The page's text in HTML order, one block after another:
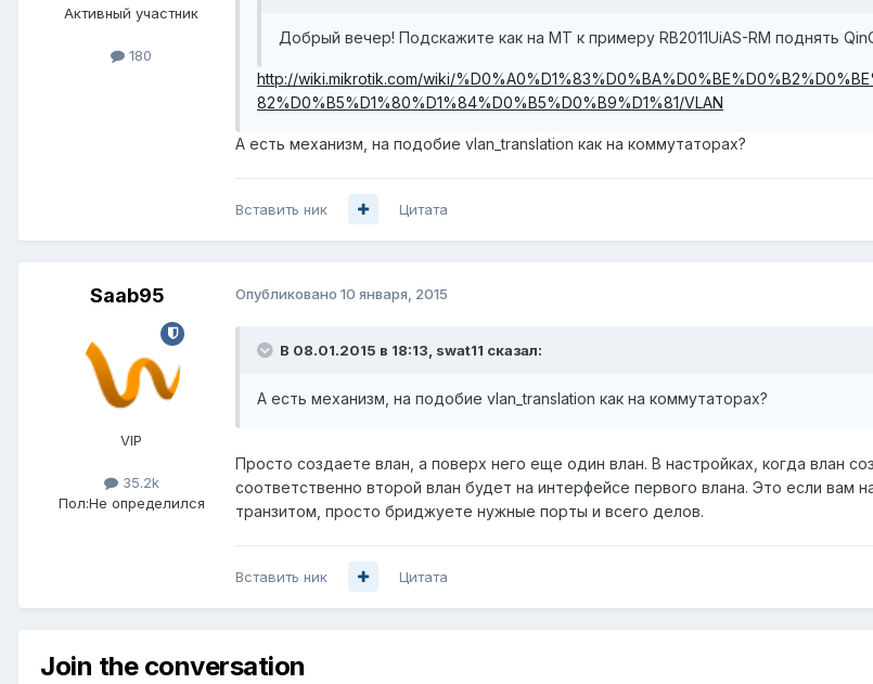
Активный участник
180
Добрый вечер! Подскажите как на MT к примеру RB2011UiAS-RM поднять
http://wiki.mikrotik.com/wiki/
82%D0%B5%D1%80%D1%84%D0%B5%D0%B9%D1%81/VLAN
А есть механизм, на подобие vlan_translation как на коммутаторах?
Вставить ник Цитата
Saab95
VIP
35.2k
Пол:Не определился
Опубликовано 10 января, 2015
В 08.01.2015 в 18:13, swat11 сказал:
А есть механизм, на подобие vlan_translation как на коммутаторах?
Просто создаете влан, а поверх него еще один влан. В настройках, когда влан
соответственно второй влан будет на интерфейсе первого влана. Это если вам
транзитом, просто бриджуете нужные порты и всего делов.
Вставить ник Цитата
Join the conversation